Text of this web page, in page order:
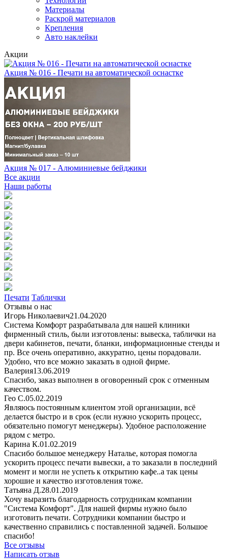
Материалы
Раскрой материалов
Крепления
Авто наклейки
Акции
Акция № 016 - Печати на автоматической оснастке
Акция № 017 - Алюминиевые бейджики
Все акции
Наши работы
Печати Таблички
Отзывы о нас
Игорь Николаевич21.04.2020
Система Комфорт разрабатывала для нашей клиники
фирменный стиль, были изготовлены: вывеска, таблички на
двери кабинетов, печати, бланки, информационные стенды и
пр. Все очень оперативно, аккуратно, цены порадовали.
Удобно, что все можно заказать в одной фирме.
Валерия13.06.2019
Спасибо, заказ выполнен в оговоренный срок с отменным
качеством.
Гео С.05.02.2019
Являюсь постоянным клиентом этой организации, всё
делается быстро и в срок (если нужно ускорить процесс,
обязательно помогут менеджеры). Удобное расположение
рядом с метро.
Карина К.01.02.2019
Спасибо большое менеджеру Наталье, которая помогла
ускорить процесс печати вывески, а то заказали в последний
момент и могли не успеть к открытию кафе..а так цены
хорошие и качество изготовления тоже.
Татьяна Д.28.01.2019
Хочу выразить благодарность сотрудникам компании
"Система Комфорт". Для нашей фирмы нужно было
изготовить печати. Сотрудники компании быстро и
качественно справились с поставленной задачей. Большое
спасибо!
Все отзывы
Написать отзыв